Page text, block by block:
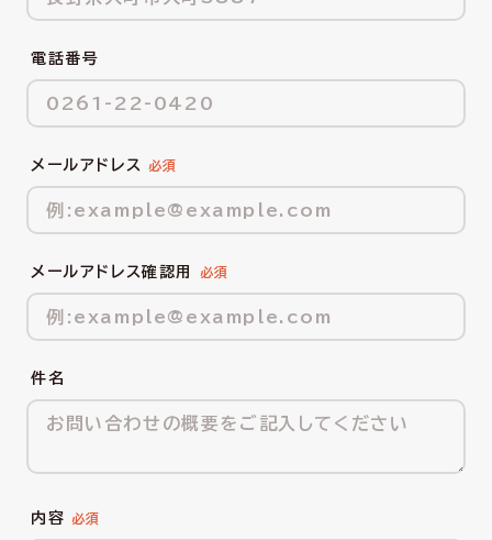
電話番号
メールアドレス
メールアドレス確認用
件名
内容